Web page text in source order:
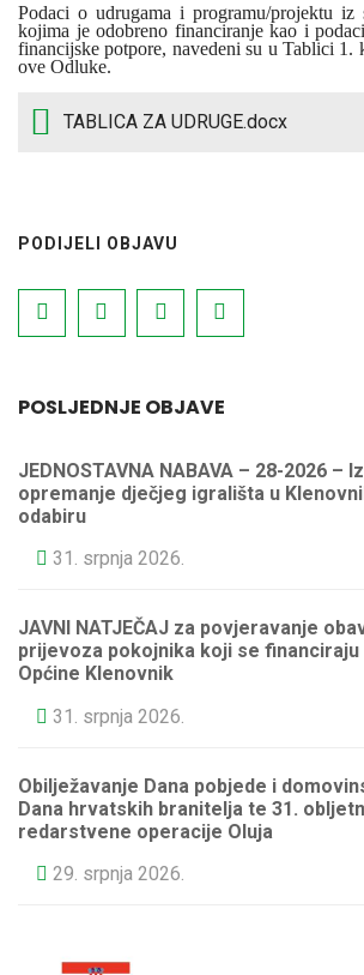
Podaci o udrugama i programu/projektu iz
kojima je odobreno financiranje kao i
financijske potpore, navedeni su u Tablici 1.
ove Odluke.
TABLICA ZA UDRUGE.docx
PODIJELI OBJAVU
POSLJEDNJE OBJAVE
JEDNOSTAVNA NABAVA – 28-2026 –
opremanje dječjeg igrališta u
odabiru
31. srpnja 2026.
JAVNI NATJEČAJ za povjeravanje
prijevoza pokojnika koji se financiraju
Općine Klenovnik
31. srpnja 2026.
Obilježavanje Dana pobjede i
Dana hrvatskih branitelja te 31.
redarstvene operacije Oluja
29. srpnja 2026.